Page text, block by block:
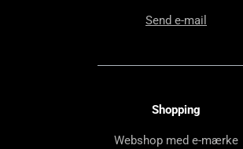
Send e-mail
Shopping
Webshop med e-mærke